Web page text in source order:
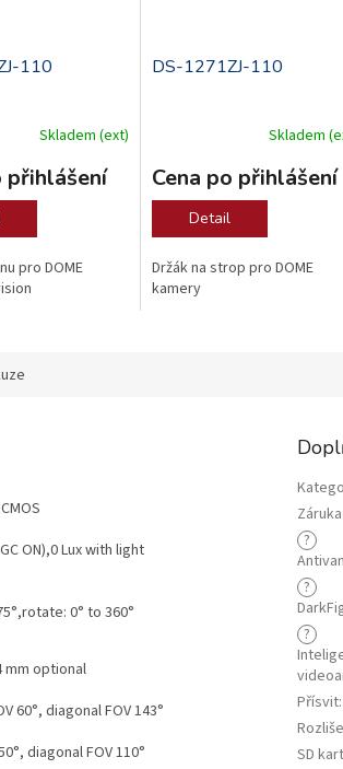
110
Skladem (ext)
přihlášení
pro DOME
DS-1271ZJ-110
Skladem
Cena po přihlášení
Detail
Držák na strop pro DOME
kamery
ON),0 Lux with light
0° to 360°
mm optional
60°, diagonal FOV 143°
diagonal FOV 110°
Záruka
?
?
?
Přísvit:
SD